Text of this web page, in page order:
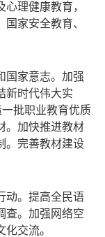
理健康教育，
家安全教育、
国家意志。加强
新时代伟大实
批职业教育优质
。加快推进教材
。完善教材建设
动。提高全民语
查。加强网络空
交流。